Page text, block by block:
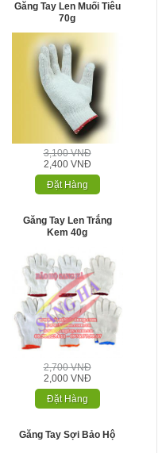
Găng Tay Len Muối Tiêu
70g
3,100 VNĐ
2,400 VNĐ
Đặt Hàng
Găng Tay Len Trắng
Kem 40g
2,700 VNĐ
2,000 VNĐ
Đặt Hàng
Găng Tay Sợi Bảo Hộ